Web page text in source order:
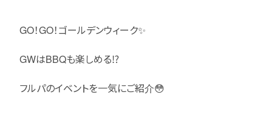
GO！GO！ゴールデンウィーク✨
GWはBBQも楽しめる⁉️
フルパのイベントを一気にご紹介😳